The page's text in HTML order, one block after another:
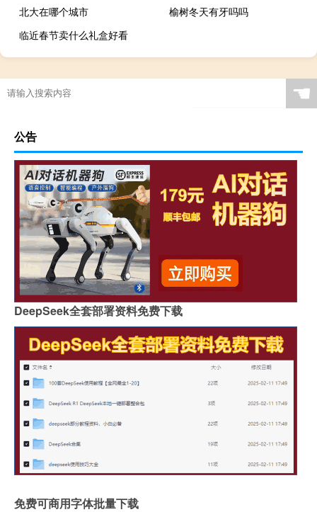
北大在哪个城市
榆树冬天有牙吗吗
临近春节卖什么礼盒好看
☚
公告
DeepSeek全套部署资料免费下载
免费可商用字体批量下载